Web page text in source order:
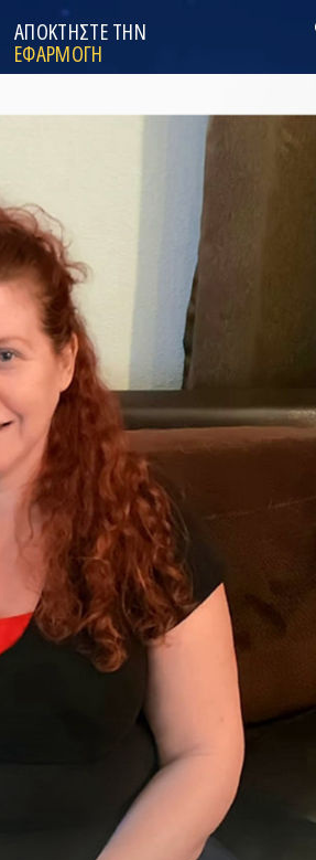
ΑΠΟΚΤΗΣΤΕ ΤΗΝ
ΕΦΑΡΜΟΓΗ